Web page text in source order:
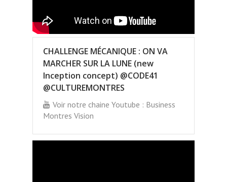
CHALLENGE MÉCANIQUE : ON VA
MARCHER SUR LA LUNE (new
Inception concept) @CODE41
@CULTUREMONTRES
Voir notre chaine Youtube : Business
Montres Vision